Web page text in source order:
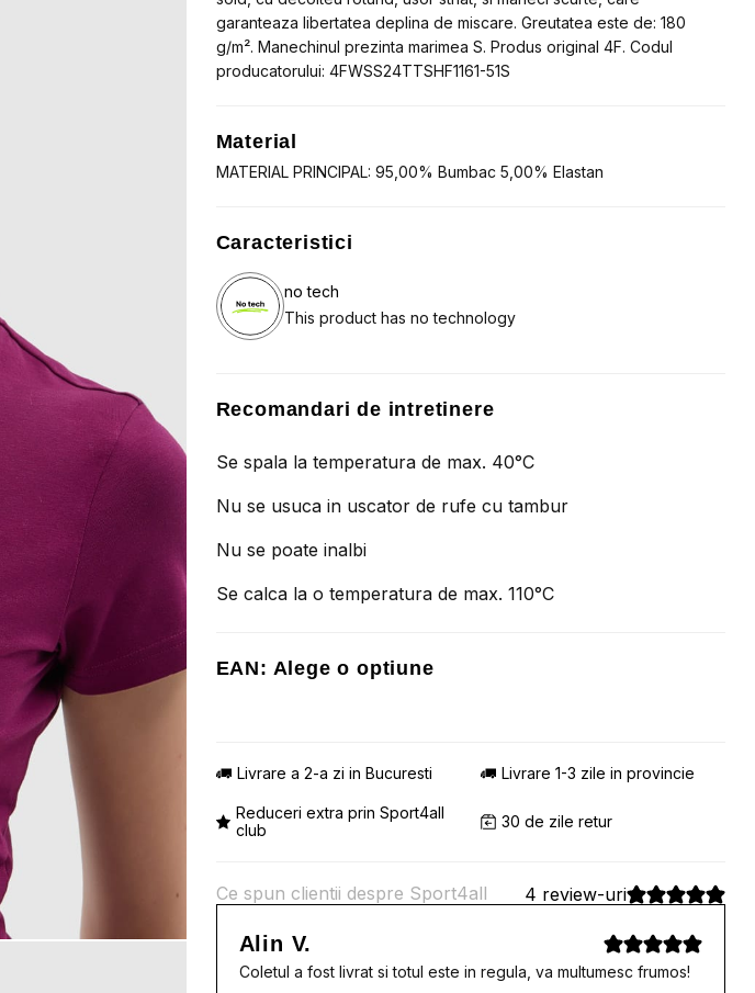
garanteaza libertatea deplina de miscare. Greutatea este de: 180
g/m². Manechinul prezinta marimea S. Produs original 4F. Codul
producatorului: 4FWSS24TTSHF1161-51S
Material
MATERIAL PRINCIPAL: 95,00% Bumbac 5,00% Elastan
Caracteristici
no tech
This product has no technology
Recomandari de intretinere
Se spala la temperatura de max. 40°C
Nu se usuca in uscator de rufe cu tambur
Nu se poate inalbi
Se calca la o temperatura de max. 110°C
EAN: Alege o optiune
Livrare a 2-a zi in Bucuresti Livrare 1-3 zile in provincie
Reduceri extra prin Sport4all
club
30 de zile retur
Ce spun clientii despre Sport4all 4 review-uri
Alin V.
Coletul a fost livrat si totul este in regula, va multumesc frumos!